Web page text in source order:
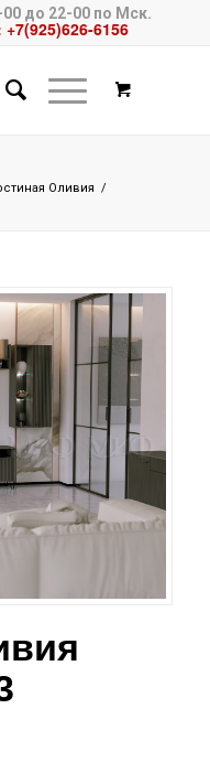
до 22-00 по Мск.
+7(925)626-6156
Оливия /